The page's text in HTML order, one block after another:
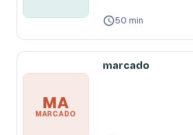
50 min
MA
MARCADO
marcado